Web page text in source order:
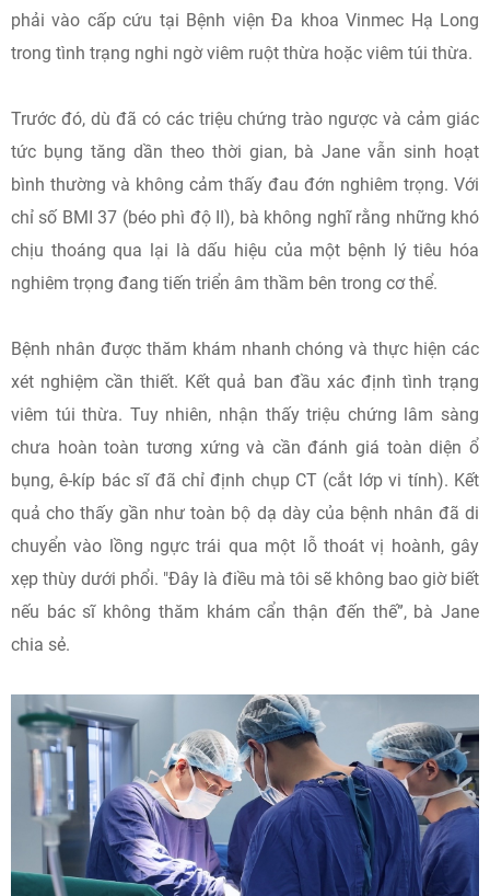
phải vào cấp cứu tại Bệnh viện Đa khoa Vinmec Hạ Long
trong tình trạng nghi ngờ viêm ruột thừa hoặc viêm túi thừa.
Trước đó, dù đã có các triệu chứng trào ngược và cảm giác
tức bụng tăng dần theo thời gian, bà Jane vẫn sinh hoạt
bình thường và không cảm thấy đau đớn nghiêm trọng. Với
chỉ số BMI 37 (béo phì độ II), bà không nghĩ rằng những khó
chịu thoáng qua lại là dấu hiệu của một bệnh lý tiêu hóa
nghiêm trọng đang tiến triển âm thầm bên trong cơ thể.
Bệnh nhân được thăm khám nhanh chóng và thực hiện các
xét nghiệm cần thiết. Kết quả ban đầu xác định tình trạng
viêm túi thừa. Tuy nhiên, nhận thấy triệu chứng lâm sàng
chưa hoàn toàn tương xứng và cần đánh giá toàn diện ổ
bụng, ê-kíp bác sĩ đã chỉ định chụp CT (cắt lớp vi tính). Kết
quả cho thấy gần như toàn bộ dạ dày của bệnh nhân đã di
chuyển vào lồng ngực trái qua một lỗ thoát vị hoành, gây
xẹp thùy dưới phổi. "Đây là điều mà tôi sẽ không bao giờ biết
nếu bác sĩ không thăm khám cẩn thận đến thế”, bà Jane
chia sẻ.